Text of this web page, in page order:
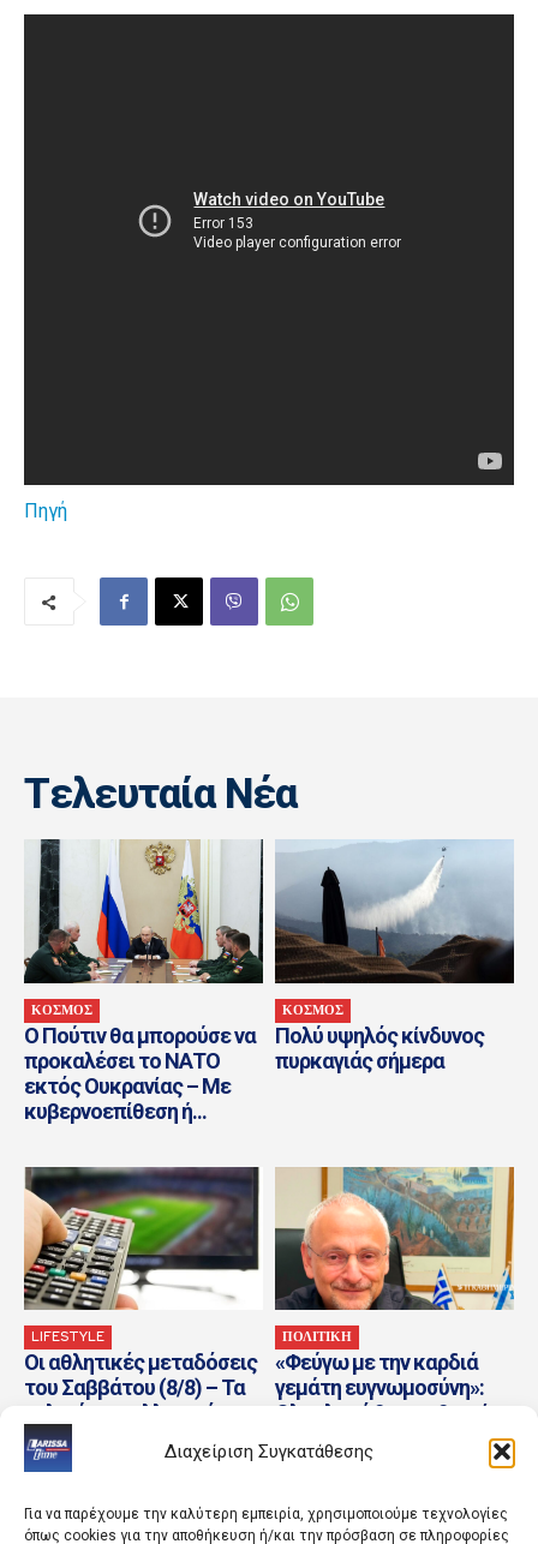
Διαχείριση Συγκατάθεσης
Για να παρέχουμε την καλύτερη εμπειρία, χρησιμοποιούμε τεχνολογίες
όπως cookies για την αποθήκευση ή/και την πρόσβαση σε πληροφορίες
Πηγή
Tελευταία Nέα
ΚΟΣΜΟΣ
Ο Πούτιν θα μπορούσε να
προκαλέσει το ΝΑΤΟ
εκτός Ουκρανίας – Με
κυβερνοεπίθεση ή...
ΚΟΣΜΟΣ
Πολύ υψηλός κίνδυνος
πυρκαγιάς σήμερα
LIFESTYLE
Οι αθλητικές μεταδόσεις
του Σαββάτου (8/8) – Τα
φιλικά των ελληνικών
ομάδων και MotoGP...
ΠΟΛΙΤΙΚΗ
«Φεύγω με την καρδιά
γεμάτη ευγνωμοσύνη»:
Ολοκληρώθηκε η θητεία
του πρέσβη του Ισραήλ
στην...